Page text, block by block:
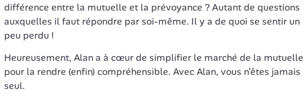
différence entre la mutuelle et la prévoyance ? Autant de questions
auxquelles il faut répondre par soi-même. Il y a de quoi se sentir un
peu perdu !
Heureusement, Alan a à cœur de simplifier le marché de la mutuelle
pour la rendre (enfin) compréhensible. Avec Alan, vous n’êtes jamais
seul.